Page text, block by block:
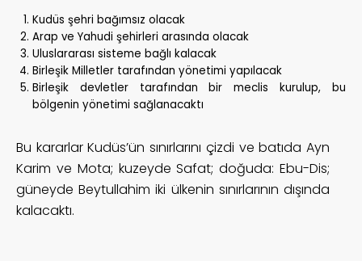
Kudüs şehri bağımsız olacak
Arap ve Yahudi şehirleri arasında olacak
Uluslararası sisteme bağlı kalacak
Birleşik Milletler tarafından yönetimi yapılacak
Birleşik devletler tarafından bir meclis kurulup, bu
bölgenin yönetimi sağlanacaktı
Bu kararlar Kudüs’ün sınırlarını çizdi ve batıda Ayn
Karim ve Mota; kuzeyde Safat; doğuda: Ebu-Dis;
güneyde Beytullahim iki ülkenin sınırlarının dışında
kalacaktı.